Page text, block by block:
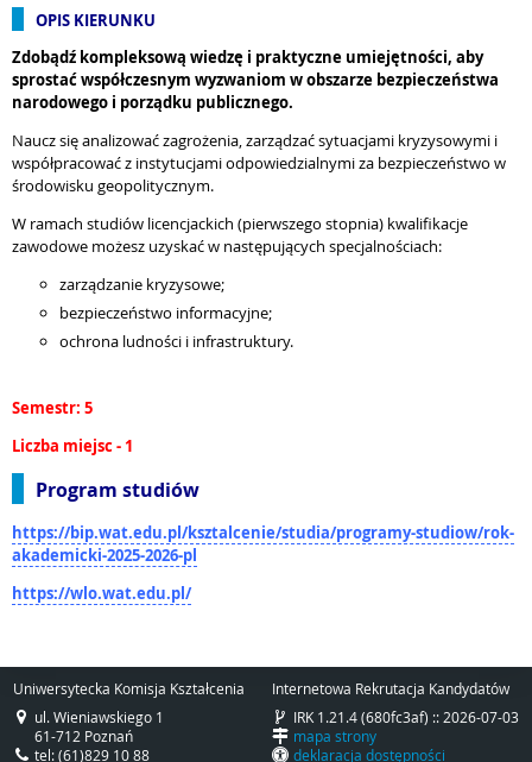
OPIS KIERUNKU
Zdobądź kompleksową wiedzę i praktyczne umiejętności, aby
sprostać współczesnym wyzwaniom w obszarze bezpieczeństwa
narodowego i porządku publicznego.
Naucz się analizować zagrożenia, zarządzać sytuacjami kryzysowymi i
współpracować z instytucjami odpowiedzialnymi za bezpieczeństwo w
środowisku geopolitycznym.
W ramach studiów licencjackich (pierwszego stopnia) kwalifikacje
zawodowe możesz uzyskać w następujących specjalnościach:
zarządzanie kryzysowe;
bezpieczeństwo informacyjne;
ochrona ludności i infrastruktury.
Semestr: 5
Liczba miejsc - 1
Program studiów
https://bip.wat.edu.pl/ksztalcenie/studia/programy-studiow/rok-
akademicki-2025-2026-pl
https://wlo.wat.edu.pl/
Uniwersytecka Komisja Kształcenia
ul. Wieniawskiego 1
61-712 Poznań
tel: (61)829 10 88
Internetowa Rekrutacja Kandydatów
IRK 1.21.4 (680fc3af) :: 2026-07-03
mapa strony
deklaracja dostępności